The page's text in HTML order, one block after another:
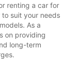
renting a car for
suit your needs
As a
on providing
long-term